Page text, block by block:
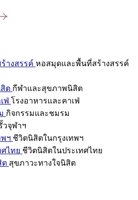
างสรรค์ หอสมุดและพื้นที่สร้างสรรค์
ต กีฬาและสุขภาพนิสิต
ฟ่ โรงอาหารและคาเฟ่
กิจกรรมและชมรม
วจุฬาฯ
ฯ ชีวิตนิสิตในกรุงเทพฯ
ไทย ชีวิตนิสิตในประเทศไทย
ต สุขภาวะทางใจนิสิต